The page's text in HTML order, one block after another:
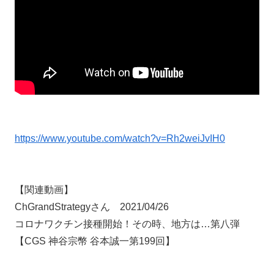
https://www.youtube.com/watch?v=Rh2weiJvIH0
【関連動画】
ChGrandStrategyさん 2021/04/26
コロナワクチン接種開始！その時、地方は…第八弾
【CGS 神谷宗幣 谷本誠一第199回】